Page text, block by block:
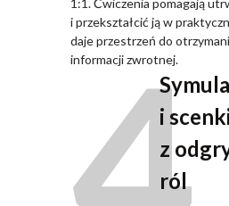
1:1. Ćwiczenia pomagają
i przekształcić ją w
daje przestrzeń do
informacji zwrotnej.
i
z
ról